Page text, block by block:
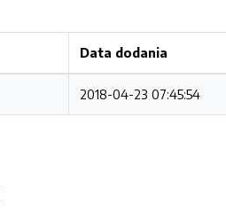
Data dodania
2018-04-23 07:45:54